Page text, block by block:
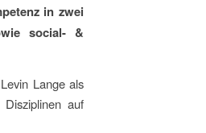
in zwei
social- &
Lange als
auf